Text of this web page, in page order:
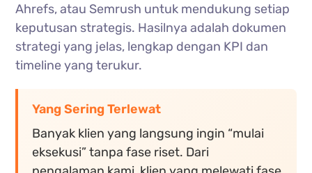
Ahrefs, atau Semrush untuk mendukung setiap
keputusan strategis. Hasilnya adalah dokumen
strategi yang jelas, lengkap dengan KPI dan
timeline yang terukur.
Yang Sering Terlewat
Banyak klien yang langsung ingin “mulai
eksekusi” tanpa fase riset. Dari